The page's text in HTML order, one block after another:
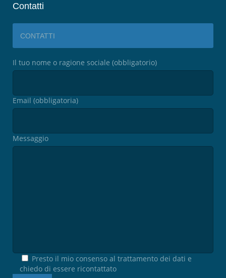
Contatti
CONTATTI
Il tuo nome o ragione sociale (obbligatorio)
Email (obbligatoria)
Messaggio
Presto il mio consenso al trattamento dei dati e
chiedo di essere ricontattato